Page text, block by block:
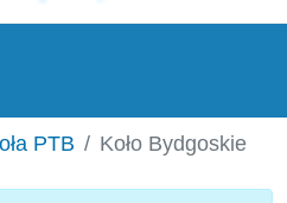
PTB Koło Bydgoskie